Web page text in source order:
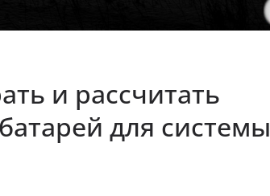
и рассчитать
для системы